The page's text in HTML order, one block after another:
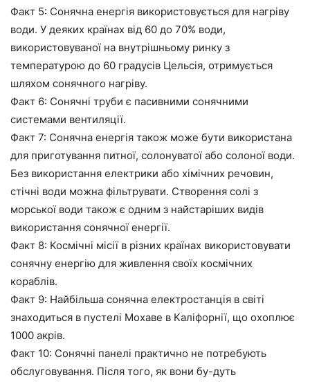
Факт 5: Сонячна енергія використовується для нагріву
води. У деяких країнах від 60 до 70% води,
використовуваної на внутрішньому ринку з
температурою до 60 градусів Цельсія, отримується
шляхом сонячного нагріву.
Факт 6: Сонячні труби є пасивними сонячними
системами вентиляції.
Факт 7: Сонячна енергія також може бути використана
для приготування питної, солонуватої або солоної води.
Без використання електрики або хімічних речовин,
стічні води можна фільтрувати. Створення солі з
морської води також є одним з найстаріших видів
використання сонячної енергії.
Факт 8: Космічні місії в різних країнах використовувати
сонячну енергію для живлення своїх космічних
кораблів.
Факт 9: Найбільша сонячна електростанція в світі
знаходиться в пустелі Мохаве в Каліфорнії, що охоплює
1000 акрів.
Факт 10: Сонячні панелі практично не потребують
обслуговування. Після того, як вони бу-дуть